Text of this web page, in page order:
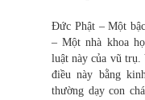
Đức Phật – Một
– Một nhà khoa
luật này của vũ trụ.
điều này bằng
thường dạy con